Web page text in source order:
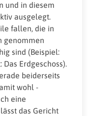
und in diesem
ausgelegt.
fallen, die in
genommen
sind (Beispiel:
Erdgeschoss).
beiderseits
wohl -
eine
das Gericht